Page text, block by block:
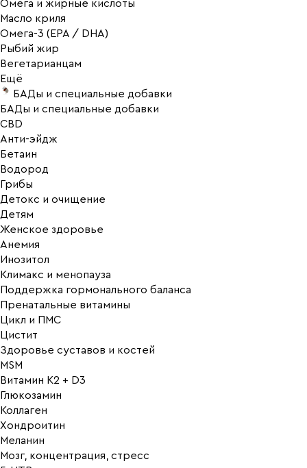
Омега и жирные кислоты
Масло криля
Омега-3 (EPA / DHA)
Рыбий жир
Вегетарианцам
Ещё
БАДы и специальные добавки
БАДы и специальные добавки
CBD
Анти-эйдж
Бетаин
Водород
Грибы
Детокс и очищение
Детям
Женское здоровье
Анемия
Инозитол
Климакс и менопауза
Поддержка гормонального баланса
Пренатальные витамины
Цикл и ПМС
Цистит
Здоровье суставов и костей
MSM
Витамин K2 + D3
Глюкозамин
Коллаген
Хондроитин
Меланин
Мозг, концентрация, стресс